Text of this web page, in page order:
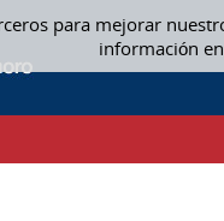
para mejorar
información